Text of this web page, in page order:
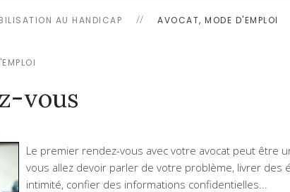
AU HANDICAP AVOCAT, MODE D'EMPLOI
vous
Le premier rendez-vous avec votre avocat peut être
vous allez devoir parler de votre problème, livrer des
intimité, confier des informations confidentielles...